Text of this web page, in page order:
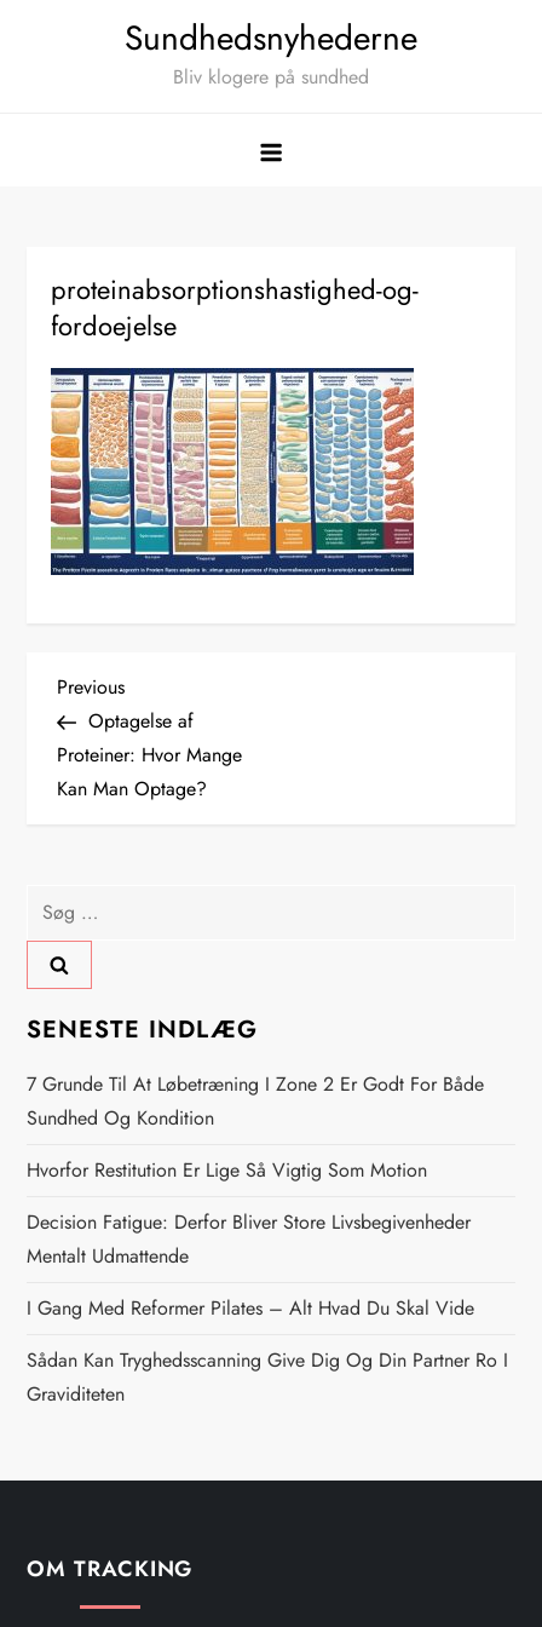
Sundhedsnyhederne
Bliv klogere på sundhed
proteinabsorptionshastighed-og-
fordoejelse
I
n
d
æ
g
s
n
a
v
i
g
a
i
o
Previous
Post
Previous
Optagelse af
Proteiner: Hvor Mange
Kan Man Optage?
Søg
efter:
SENESTE INDLÆG
7 Grunde Til At Løbetræning I Zone 2 Er Godt For Både
Sundhed Og Kondition
Hvorfor Restitution Er Lige Så Vigtig Som Motion
Decision Fatigue: Derfor Bliver Store Livsbegivenheder
Mentalt Udmattende
I Gang Med Reformer Pilates – Alt Hvad Du Skal Vide
Sådan Kan Tryghedsscanning Give Dig Og Din Partner Ro I
Graviditeten
OM TRACKING